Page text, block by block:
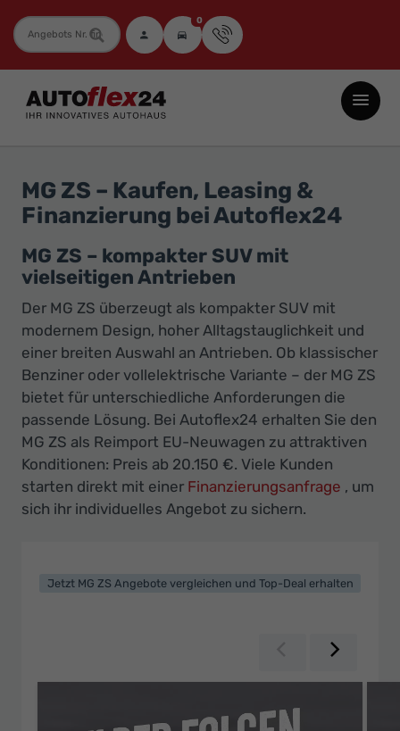
Fahrzeugnummer 0
Autoflex24
GmbH
Neuwagen
Jahreswagen
und
Gebrauchtwagen
zu
Top-
Preisen
-
Ihr
Innovatives
Autohaus
MG ZS – Kaufen, Leasing &
Finanzierung bei Autoflex24
MG ZS – kompakter SUV mit
vielseitigen Antrieben
Der MG ZS überzeugt als kompakter SUV mit
modernem Design, hoher Alltagstauglichkeit und
einer breiten Auswahl an Antrieben. Ob klassischer
Benziner oder vollelektrische Variante – der MG ZS
bietet für unterschiedliche Anforderungen die
passende Lösung. Bei Autoflex24 erhalten Sie den
MG ZS als Reimport EU-Neuwagen zu attraktiven
Konditionen: Preis ab 20.150 €. Viele Kunden
starten direkt mit einer Finanzierungsanfrage , um
sich ihr individuelles Angebot zu sichern.
Jetzt MG ZS Angebote vergleichen und Top-Deal erhalten
Zurück